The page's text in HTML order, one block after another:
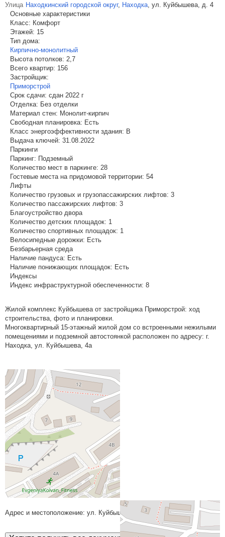
Улица Находкинский городской округ, Находка, ул. Куйбышева, д. 4
Основные характеристики
Класс: Комфорт
Этажей: 15
Тип дома:
Кирпично-монолитный
Высота потолков: 2,7
Всего квартир: 156
Застройщик:
Приморстрой
Срок сдачи: сдан 2022 г
Отделка: Без отделки
Материал стен: Монолит-кирпич
Свободная планировка: Есть
Класс энергоэффективности здания: B
Выдача ключей: 31.08.2022
Паркинги
Паркинг: Подземный
Количество мест в паркинге: 28
Гостевые места на придомовой территории: 54
Лифты
Количество грузовых и грузопассажирских лифтов: 3
Количество пассажирских лифтов: 3
Благоустройство двора
Количество детских площадок: 1
Количество спортивных площадок: 1
Велосипедные дорожки: Есть
Безбарьерная среда
Наличие пандуса: Есть
Наличие понижающих площадок: Есть
Индексы
Индекс инфраструктурной обеспеченности: 8
Жилой комплекс Куйбышева от застройщика Приморстрой: ход
строительства, фото и планировки.
Многоквартирный 15-этажный жилой дом со встроенными нежилыми
помещениями и подземной автостоянкой расположен по адресу: г.
Находка, ул. Куйбышева, 4а
На карте
Адрес и местоположение: ул. Куйбышева, д. 4